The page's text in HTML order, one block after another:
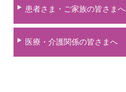
患者さま・ご家族の皆さまへ
医療・介護関係の皆さまへ